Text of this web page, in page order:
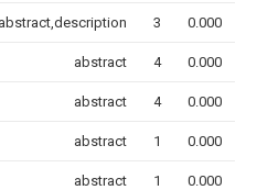
abstract,description 3 0.000
abstract 4 0.000
abstract 4 0.000
abstract 1 0.000
abstract 1 0.000